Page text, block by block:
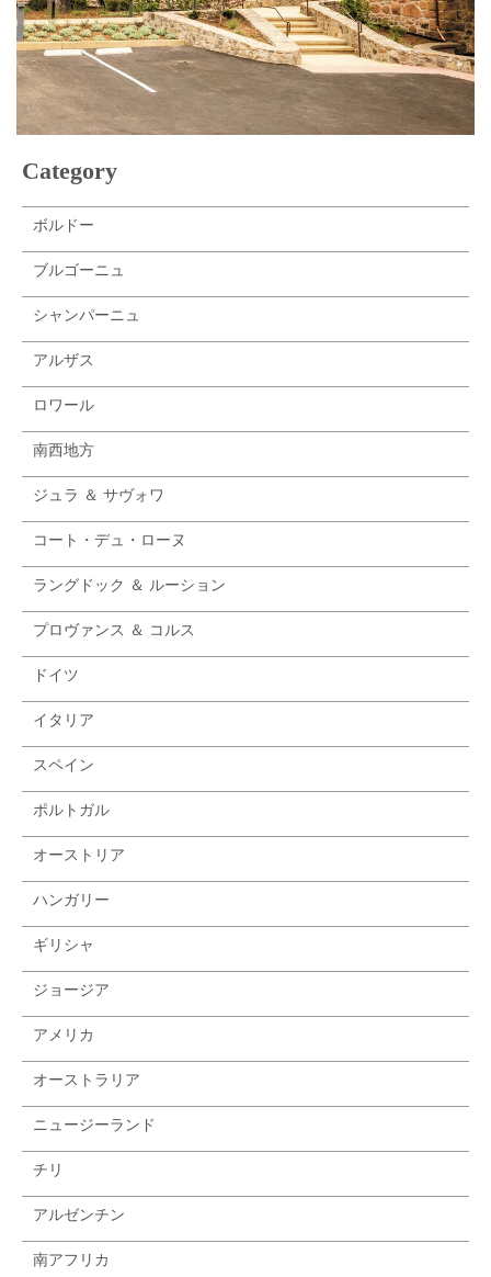
Category
ボルドー
ブルゴーニュ
シャンパーニュ
アルザス
ロワール
南西地方
ジュラ ＆ サヴォワ
コート・デュ・ローヌ
ラングドック ＆ ルーション
プロヴァンス ＆ コルス
ドイツ
イタリア
スペイン
ポルトガル
オーストリア
ハンガリー
ギリシャ
ジョージア
アメリカ
オーストラリア
ニュージーランド
チリ
アルゼンチン
南アフリカ